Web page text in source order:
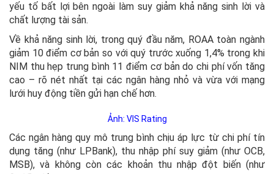
yếu tố bất lợi bên ngoài làm suy giảm khả năng sinh lời và
chất lượng tài sản.
Về khả năng sinh lời, trong quý đầu năm, ROAA toàn ngành
giảm 10 điểm cơ bản so với quý trước xuống 1,4% trong khi
NIM thu hẹp trung bình 11 điểm cơ bản do chi phí vốn tăng
cao – rõ nét nhất tại các ngân hàng nhỏ và vừa với mạng
lưới huy động tiền gửi hạn chế hơn.
Ảnh: VIS Rating
Các ngân hàng quy mô trung bình chịu áp lực từ chi phí tín
dụng tăng (như LPBank), thu nhập phí suy giảm (như OCB,
MSB), và không còn các khoản thu nhập đột biến (như